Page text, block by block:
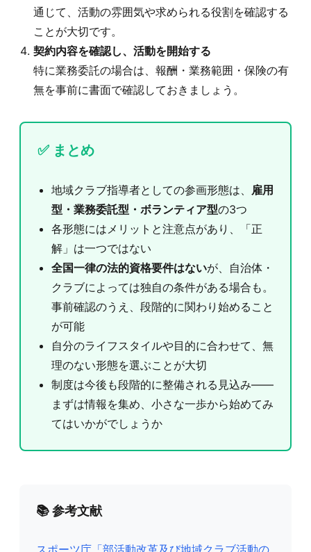
通じて、活動の雰囲気や求められる役割を確認する
ことが大切です。
契約内容を確認し、活動を開始する
特に業務委託の場合は、報酬・業務範囲・保険の有
無を事前に書面で確認しておきましょう。
✅ まとめ
地域クラブ指導者としての参画形態は、 雇用
型・業務委託型・ボランティア型の3つ
各形態にはメリットと注意点があり、「正
解」は一つではない
全国一律の法的資格要件はないが、自治体・
クラブによっては独自の条件がある場合も。
事前確認のうえ、段階的に関わり始めること
が可能
自分のライフスタイルや目的に合わせて、無
理のない形態を選ぶことが大切
制度は今後も段階的に整備される見込み——
まずは情報を集め、小さな一歩から始めてみ
てはいかがでしょうか
📚 参考文献
スポーツ庁「部活動改革及び地域クラブ活動の